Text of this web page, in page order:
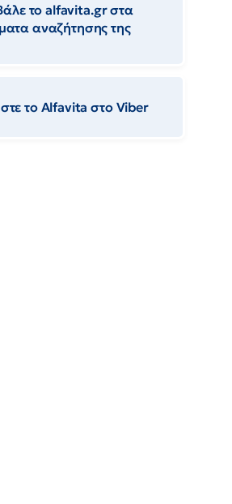
το alfavita.gr στα
αναζήτησης της
το Αlfavita στο Viber